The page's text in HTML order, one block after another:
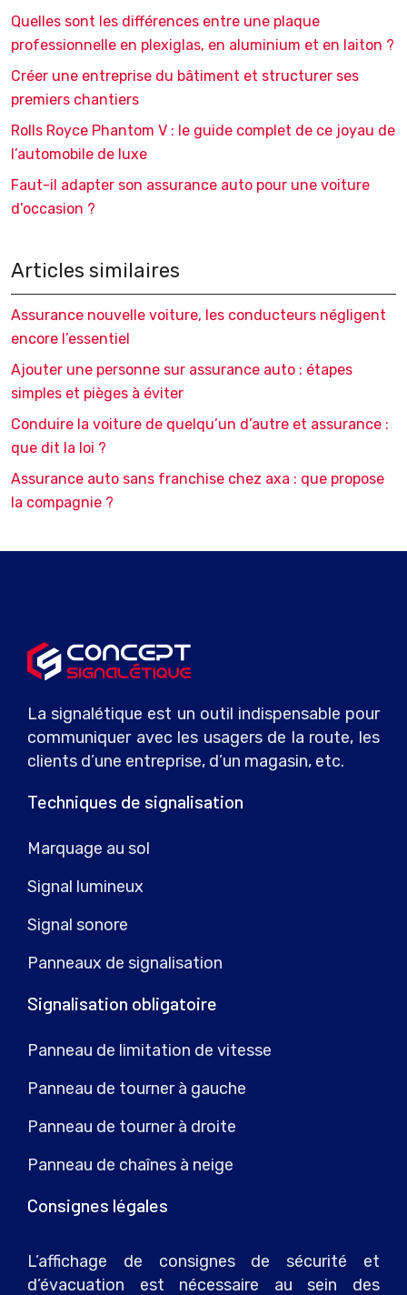
Quelles sont les différences entre une plaque
professionnelle en plexiglas, en aluminium et en laiton ?
Créer une entreprise du bâtiment et structurer ses
premiers chantiers
Rolls Royce Phantom V : le guide complet de ce joyau de
l’automobile de luxe
Faut-il adapter son assurance auto pour une voiture
d’occasion ?
Articles similaires
Assurance nouvelle voiture, les conducteurs négligent
encore l’essentiel
Ajouter une personne sur assurance auto : étapes
simples et pièges à éviter
Conduire la voiture de quelqu’un d’autre et assurance :
que dit la loi ?
Assurance auto sans franchise chez axa : que propose
la compagnie ?
La signalétique est un outil indispensable pour
communiquer avec les usagers de la route, les
clients d’une entreprise, d’un magasin, etc.
Techniques de signalisation
Marquage au sol
Signal lumineux
Signal sonore
Panneaux de signalisation
Signalisation obligatoire
Panneau de limitation de vitesse
Panneau de tourner à gauche
Panneau de tourner à droite
Panneau de chaînes à neige
Consignes légales
L’affichage de consignes de sécurité et
d’évacuation est nécessaire au sein des